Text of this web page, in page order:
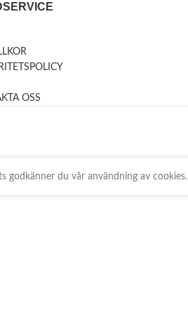
OSS
godkänner du vår användning av cookies.